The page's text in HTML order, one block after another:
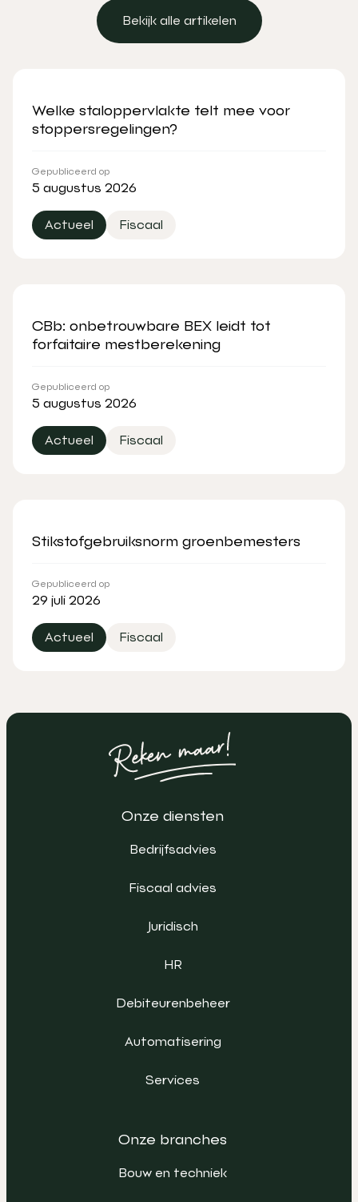
Bekijk alle artikelen
Welke staloppervlakte telt mee voor
stoppersregelingen?
Gepubliceerd op
5 augustus 2026
Actueel Fiscaal
CBb: onbetrouwbare BEX leidt tot
forfaitaire mestberekening
Gepubliceerd op
5 augustus 2026
Actueel Fiscaal
Stikstofgebruiksnorm groenbemesters
Gepubliceerd op
29 juli 2026
Actueel Fiscaal
Onze diensten
Bedrijfsadvies
Fiscaal advies
Juridisch
HR
Debiteurenbeheer
Automatisering
Services
Onze branches
Bouw en techniek